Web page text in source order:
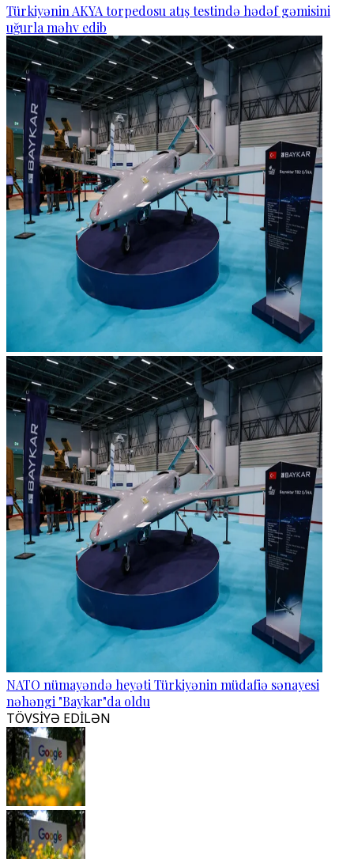
Türkiyənin AKYA torpedosu atış testində hədəf gəmisini
uğurla məhv edib
NATO nümayəndə heyəti Türkiyənin müdafiə sənayesi
nəhəngi "Baykar"da oldu
TÖVSİYƏ EDİLƏN